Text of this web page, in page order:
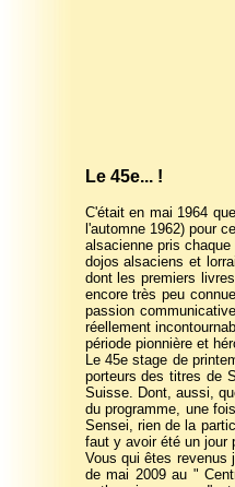
Le 45e... !
C'était en mai 1964
l'automne 1962) pour
alsacienne pris
dojos alsaciens et
dont les premiers
encore très peu
passion
réellement
période pionnière et
Le 45e stage de
porteurs des titres de
Suisse. Dont, aussi,
du programme, une
Sensei, rien de la
faut y avoir été un jour
Vous qui êtes revenus
de mai 2009 au "